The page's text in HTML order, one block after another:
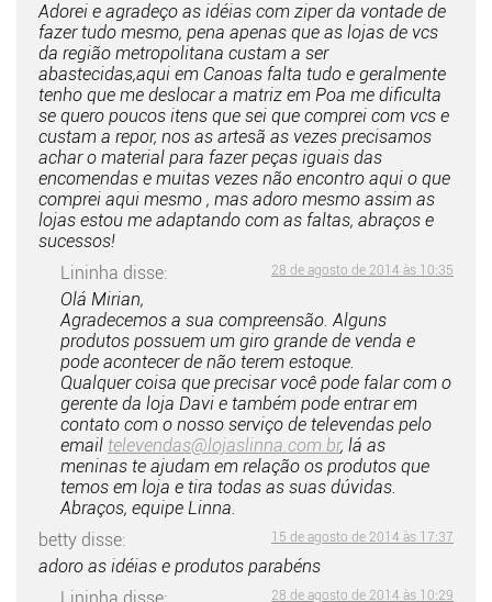
Adorei e agradeço as idéias com ziper da vontade de
fazer tudo mesmo, pena apenas que as lojas de vcs
da região metropolitana custam a ser
abastecidas,aqui em Canoas falta tudo e geralmente
tenho que me deslocar a matriz em Poa me dificulta
se quero poucos itens que sei que comprei com vcs e
custam a repor, nos as artesã as vezes precisamos
achar o material para fazer peças iguais das
encomendas e muitas vezes não encontro aqui o que
comprei aqui mesmo , mas adoro mesmo assim as
lojas estou me adaptando com as faltas, abraços e
sucessos!
Lininha disse: 28 de agosto de 2014 às 10:35
Olá Mirian,
Agradecemos a sua compreensão. Alguns
produtos possuem um giro grande de venda e
pode acontecer de não terem estoque.
Qualquer coisa que precisar você pode falar com o
gerente da loja Davi e também pode entrar em
contato com o nosso serviço de televendas pelo
email televendas@lojaslinna.com.br, lá as
meninas te ajudam em relação os produtos que
temos em loja e tira todas as suas dúvidas.
Abraços, equipe Linna.
betty disse: 15 de agosto de 2014 às 17:37
adoro as idéias e produtos parabéns
28 de agosto de 2014 às 10:29